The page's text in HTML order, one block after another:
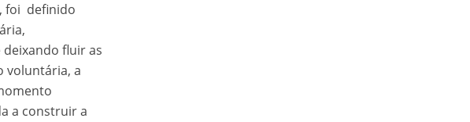
foi definido
fluir as
voluntária, a
a construir a